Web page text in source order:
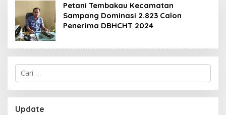
Petani Tembakau Kecamatan
Sampang Dominasi 2.823 Calon
Penerima DBHCHT 2024
Cari
untuk:
Update